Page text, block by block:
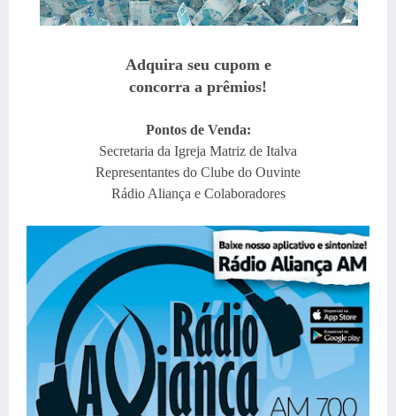
Adquira seu cupom e
concorra a prêmios!
Pontos de Venda:
Secretaria da Igreja Matriz de Italva
Representantes do Clube do Ouvinte
Rádio Aliança e Colaboradores